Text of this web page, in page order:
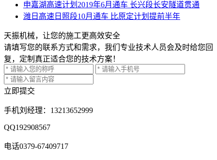
申嘉湖高速计划2019年6月通车 长兴段长安隧道贯通
潍日高速日照段10月通车 比原定计划提前半年
天振机械，让您的施工更高效安全
请填写您的联系方式和需求，我们专业技术人员会及时给您回
复，定制真正适合您的技术方案！
立即提交
手机刘经理：13213652999
QQ192908567
电话0379-67409717